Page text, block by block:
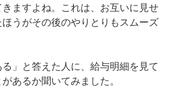
ますよね。これは、お互いに見せ
うがその後のやりとりもスムーズ
」と答えた人に、給与明細を見て
あるか聞いてみました。